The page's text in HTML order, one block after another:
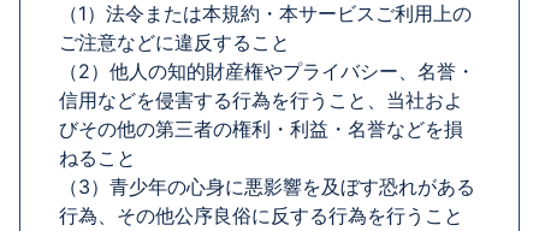
（1）法令または本規約・本サービスご利用上の
ご注意などに違反すること
（2）他人の知的財産権やプライバシー、名誉・
信用などを侵害する行為を行うこと、当社およ
びその他の第三者の権利・利益・名誉などを損
ねること
（3）青少年の心身に悪影響を及ぼす恐れがある
行為、その他公序良俗に反する行為を行うこと